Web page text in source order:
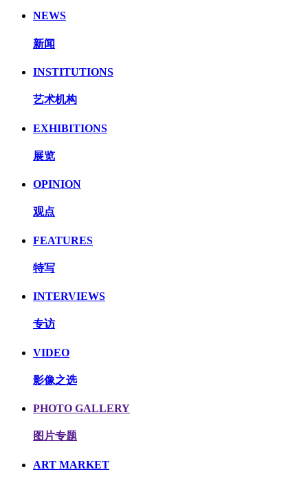
NEWS
新闻
INSTITUTIONS
艺术机构
EXHIBITIONS
展览
OPINION
观点
FEATURES
特写
INTERVIEWS
专访
VIDEO
影像之选
PHOTO GALLERY
图片专题
ART MARKET